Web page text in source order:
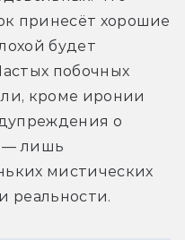
принесёт хорошие
будет
побочных
кроме иронии
о
— лишь
мистических
реальности.